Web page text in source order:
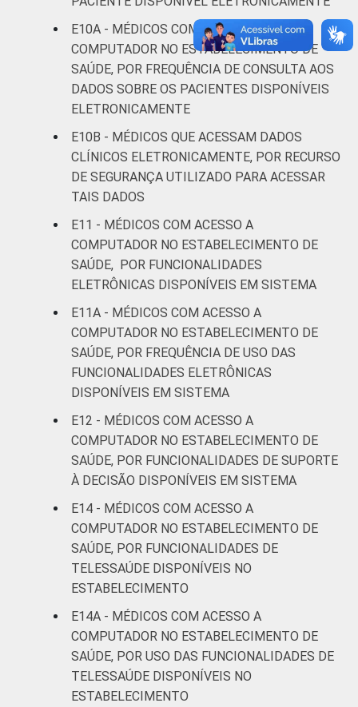
E10A - MÉDICOS COM ACESSO A
COMPUTADOR NO ESTABELECIMENTO DE
SAÚDE, POR FREQUÊNCIA DE CONSULTA AOS
DADOS SOBRE OS PACIENTES DISPONÍVEIS
ELETRONICAMENTE
E10B - MÉDICOS QUE ACESSAM DADOS
CLÍNICOS ELETRONICAMENTE, POR RECURSO
DE SEGURANÇA UTILIZADO PARA ACESSAR
TAIS DADOS
E11 - MÉDICOS COM ACESSO A
COMPUTADOR NO ESTABELECIMENTO DE
SAÚDE, POR FUNCIONALIDADES
ELETRÔNICAS DISPONÍVEIS EM SISTEMA
E11A - MÉDICOS COM ACESSO A
COMPUTADOR NO ESTABELECIMENTO DE
SAÚDE, POR FREQUÊNCIA DE USO DAS
FUNCIONALIDADES ELETRÔNICAS
DISPONÍVEIS EM SISTEMA
E12 - MÉDICOS COM ACESSO A
COMPUTADOR NO ESTABELECIMENTO DE
SAÚDE, POR FUNCIONALIDADES DE SUPORTE
À DECISÃO DISPONÍVEIS EM SISTEMA
E14 - MÉDICOS COM ACESSO A
COMPUTADOR NO ESTABELECIMENTO DE
SAÚDE, POR FUNCIONALIDADES DE
TELESSAÚDE DISPONÍVEIS NO
ESTABELECIMENTO
E14A - MÉDICOS COM ACESSO A
COMPUTADOR NO ESTABELECIMENTO DE
SAÚDE, POR USO DAS FUNCIONALIDADES DE
TELESSAÚDE DISPONÍVEIS NO
ESTABELECIMENTO